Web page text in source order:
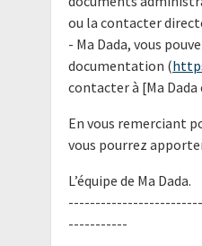
ou la contacter
- Ma Dada, vous
documentation (
contacter à [Ma
En vous remerciant
vous pourrez
L’équipe de Ma Dada.
-----------